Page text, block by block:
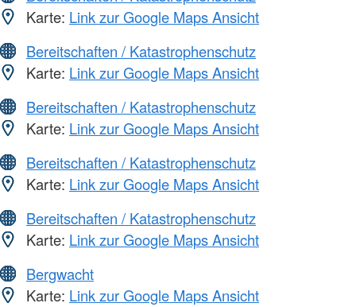
Karte: Link zur Google Maps Ansicht
Bereitschaften / Katastrophenschutz
Karte: Link zur Google Maps Ansicht
Bereitschaften / Katastrophenschutz
Karte: Link zur Google Maps Ansicht
Bereitschaften / Katastrophenschutz
Karte: Link zur Google Maps Ansicht
Bereitschaften / Katastrophenschutz
Karte: Link zur Google Maps Ansicht
Bergwacht
Karte: Link zur Google Maps Ansicht